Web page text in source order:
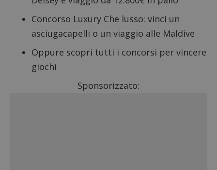
Concorso Luxury Che lusso: vinci un
asciugacapelli o un viaggio alle Maldive
Oppure scopri tutti i concorsi per vincere
giochi
Sponsorizzato: